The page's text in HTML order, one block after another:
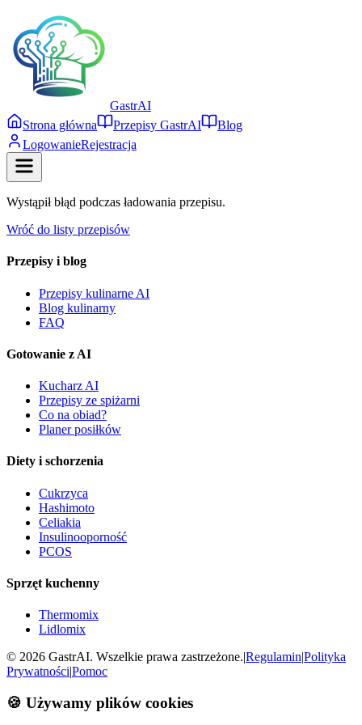
GastrAI
Strona główna
Przepisy GastrAI
Blog
LogowanieRejestracja
Wystąpił błąd podczas ładowania przepisu.
Wróć do listy przepisów
Przepisy i blog
Przepisy kulinarne AI
Blog kulinarny
FAQ
Gotowanie z AI
Kucharz AI
Przepisy ze spiżarni
Co na obiad?
Planer posiłków
Diety i schorzenia
Cukrzyca
Hashimoto
Celiakia
Insulinooporność
PCOS
Sprzęt kuchenny
Thermomix
Lidlomix
© 2026 GastrAI. Wszelkie prawa zastrzeżone.|Regulamin|Polityka
Prywatności|Pomoc
🍪 Używamy plików cookies